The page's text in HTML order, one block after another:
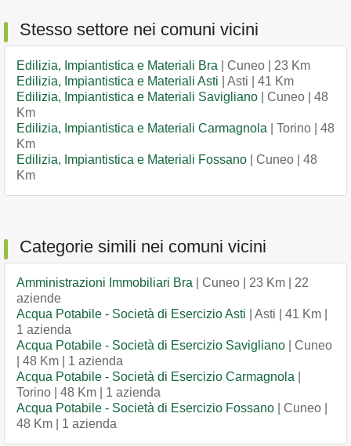
Stesso settore nei comuni vicini
Edilizia, Impiantistica e Materiali Bra | Cuneo | 23 Km
Edilizia, Impiantistica e Materiali Asti | Asti | 41 Km
Edilizia, Impiantistica e Materiali Savigliano | Cuneo | 48
Km
Edilizia, Impiantistica e Materiali Carmagnola | Torino | 48
Km
Edilizia, Impiantistica e Materiali Fossano | Cuneo | 48
Km
Categorie simili nei comuni vicini
Amministrazioni Immobiliari Bra | Cuneo | 23 Km | 22
aziende
Acqua Potabile - Società di Esercizio Asti | Asti | 41 Km |
1 azienda
Acqua Potabile - Società di Esercizio Savigliano | Cuneo
| 48 Km | 1 azienda
Acqua Potabile - Società di Esercizio Carmagnola
Torino | 48 Km | 1 azienda
Acqua Potabile - Società di Esercizio Fossano | Cuneo |
48 Km | 1 azienda